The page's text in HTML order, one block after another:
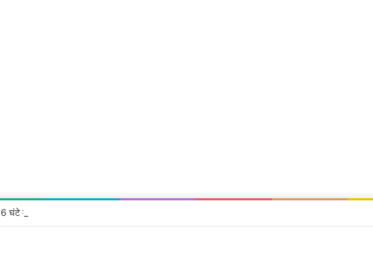
6 घंटे में खुलासा: 2 आई-फोन झपटने वाला स्नैचर गिरफ्तार